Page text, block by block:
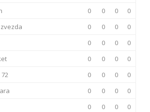
0 0 0
0
0 0 0
0
0 0 0
0
0 0 0
0
0 0 0
0
0 0 0
0
0 0 0
0